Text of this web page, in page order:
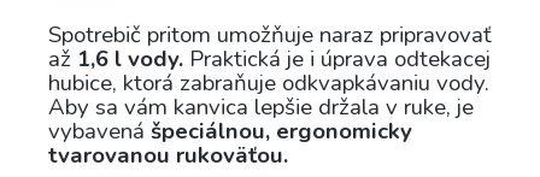
Spotrebič pritom umožňuje naraz pripravovať
až 1,6 l vody. Praktická je i úprava odtekacej
hubice, ktorá zabraňuje odkvapkávaniu vody.
Aby sa vám kanvica lepšie držala v ruke, je
vybavená špeciálnou, ergonomicky
tvarovanou rukoväťou.